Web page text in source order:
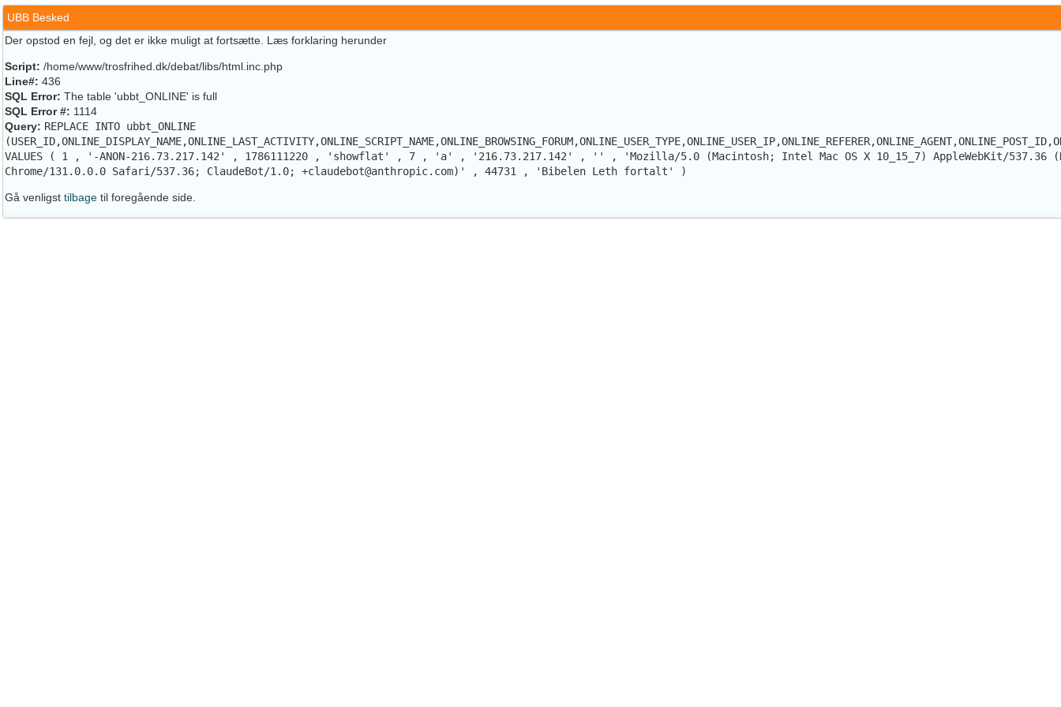
UBB Besked
Der opstod en fejl, og det er ikke muligt at fortsætte. Læs forklaring herunder
Script: /home/www/trosfrihed.dk/debat/libs/html.inc.php
Line#: 436
SQL Error: The table 'ubbt_ONLINE' is full
SQL Error #: 1114
Query: REPLACE INTO ubbt_ONLINE
VALUES ( 1 , '-ANON-216.73.217.142' , 1786111220 , 'showflat' , 7 , 'a' , '216.73.217.142' , '' , 'Mozilla/5.0 (Macintosh; Intel Mac OS X 10_15_7) AppleWebKit/537.36
Chrome/131.0.0.0 Safari/537.36; ClaudeBot/1.0; +claudebot@anthropic.com)' , 44731 , 'Bibelen Leth fortalt' )
Gå venligst tilbage til foregående side.